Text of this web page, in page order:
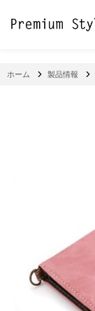
ホーム 製品情報